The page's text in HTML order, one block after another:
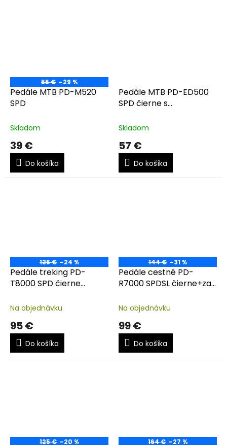
55 € –29 %
Pedále MTB PD-M520
SPD
Skladom
39 €
Do košíka
Pedále MTB PD-ED500
SPD čierne s
Skladom
57 €
Do košíka
125 € –24 %
Pedále treking PD-
T8000 SPD čierne
SH56
Na objednávku
95 €
Do košíka
144 € –31 %
Pedále cestné PD-
R7000 SPDSL čierne+zar.
Na objednávku
99 €
Do košíka
125 € –20 % 164 € –27 %